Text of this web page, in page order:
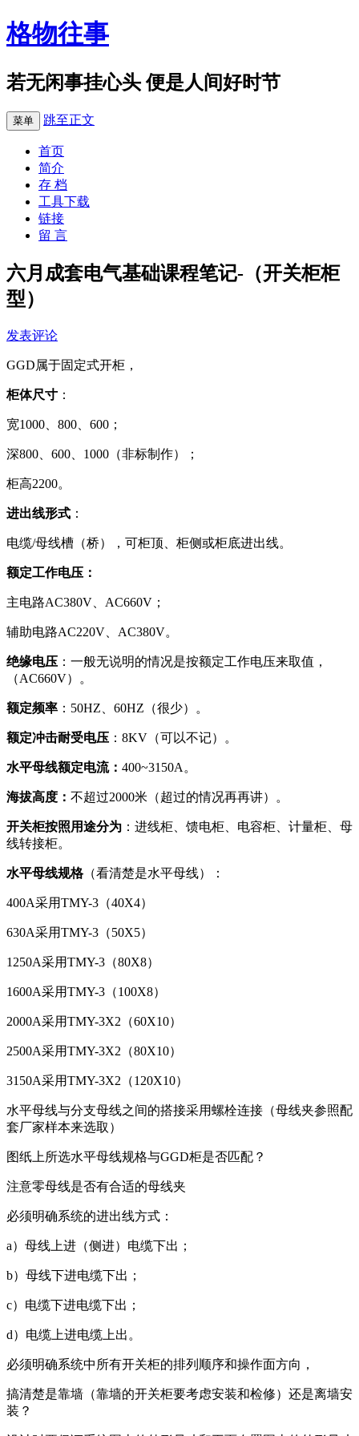
格物往事
若无闲事挂心头 便是人间好时节
菜单 跳至正文
首页
简介
存 档
工具下载
链接
留 言
六月成套电气基础课程笔记-（开关柜柜
型）
发表评论
GGD属于固定式开柜，
柜体尺寸 ：
宽1000、800、600；
深800、600、1000（非标制作）；
柜高2200。
进出线形式 ：
电缆/母线槽（桥），可柜顶、柜侧或柜底进出线。
额定工作电压：
主电路AC380V、AC660V；
辅助电路AC220V、AC380V。
绝缘电压 ：一般无说明的情况是按额定工作电压来取值，
（AC660V）。
额定频率 ：50HZ、60HZ（很少）。
额定冲击耐受电压 ：8KV（可以不记）。
水平母线额定电流： 400~3150A。
海拔高度： 不超过2000米（超过的情况再再讲）。
开关柜按照用途分为 ：进线柜、馈电柜、电容柜、计量柜、母
线转接柜。
水平母线规格（看清楚是水平母线）：
400A采用TMY-3（40X4）
630A采用TMY-3（50X5）
1250A采用TMY-3（80X8）
1600A采用TMY-3（100X8）
2000A采用TMY-3X2（60X10）
2500A采用TMY-3X2（80X10）
3150A采用TMY-3X2（120X10）
水平母线与分支母线之间的搭接采用螺栓连接（母线夹参照配
套厂家样本来选取）
图纸上所选水平母线规格与GGD柜是否匹配？
注意零母线是否有合适的母线夹
必须明确系统的进出线方式：
a）母线上进（侧进）电缆下出；
b）母线下进电缆下出；
c）电缆下进电缆下出；
d）电缆上进电缆上出。
必须明确系统中所有开关柜的排列顺序和操作面方向，
搞清楚是靠墙（靠墙的开关柜要考虑安装和检修）还是离墙安
装？